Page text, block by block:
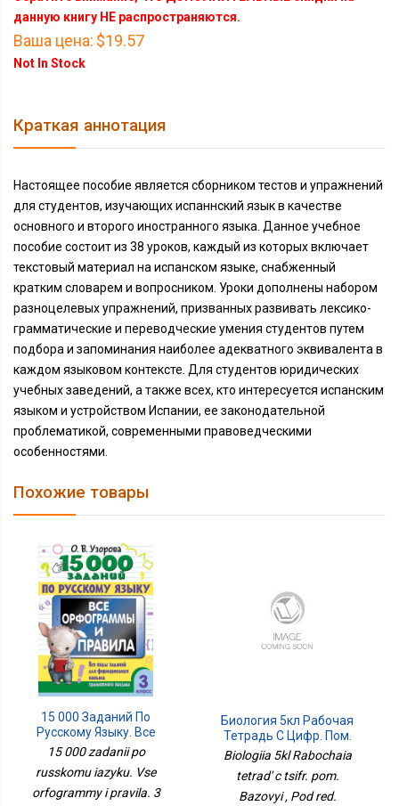
данную книгу НЕ распространяются.
Ваша цена: $19.57
Not In Stock
Краткая аннотация
Настоящее пособие является сборником тестов и упражнений
для студентов, изучающих испаннский язык в качестве
основного и второго иностранного языка. Данное учебное
пособие состоит из 38 уроков, каждый из которых включает
текстовый материал на испанском языке, снабженный
кратким словарем и вопросником. Уроки дополнены набором
разноцелевых упражнений, призванных развивать лексико-
грамматические и переводческие умения студентов путем
подбора и запоминания наиболее адекватного эквивалента в
каждом языковом контексте. Для студентов юридических
учебных заведений, а также всех, кто интересуется испанским
языком и устройством Испании, ее законодательной
проблематикой, современными правоведческими
особенностями.
Похожие товары
15 000 Заданий По
Русскому Языку. Все
Орфограммы И Правила.
15 000 zadanii po
russkomu iazyku. Vse
orfogrammy i pravila. 3
Биология 5кл Рабочая
Тетрадь C Цифр. Пом.
Базовый
Biologiia 5kl Rabochaia
tetrad' c tsifr. pom.
Bazovyi , Pod red.